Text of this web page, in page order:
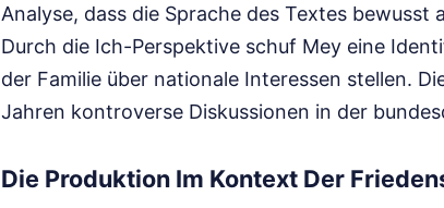
Analyse, dass die Sprache des Textes
Durch die Ich-Perspektive schuf Mey eine
der Familie über nationale Interessen stellen.
Jahren kontroverse Diskussionen in der
Die Produktion Im Kontext Der